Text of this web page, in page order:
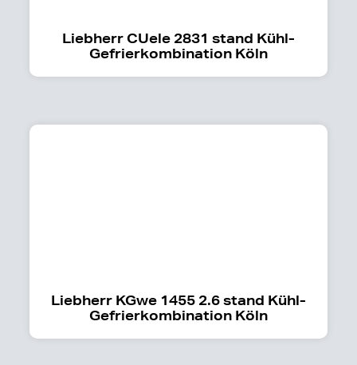
Liebherr CUele 2831 stand Kühl-
Gefrierkombination Köln
Liebherr KGwe 1455 2.6 stand Kühl-
Gefrierkombination Köln